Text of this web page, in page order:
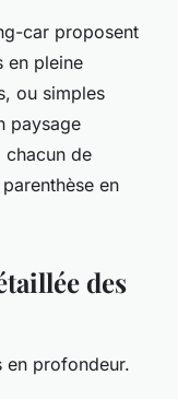
car proposent
en pleine
ou simples
paysage
chacun de
en
des
en profondeur.